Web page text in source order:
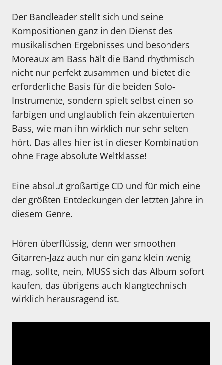
Der Bandleader stellt sich und seine
Kompositionen ganz in den Dienst des
musikalischen Ergebnisses und besonders
Moreaux am Bass hält die Band rhythmisch
nicht nur perfekt zusammen und bietet die
erforderliche Basis für die beiden Solo-
Instrumente, sondern spielt selbst einen so
farbigen und unglaublich fein akzentuierten
Bass, wie man ihn wirklich nur sehr selten
hört. Das alles hier ist in dieser Kombination
ohne Frage absolute Weltklasse!
Eine absolut großartige CD und für mich eine
der größten Entdeckungen der letzten Jahre in
diesem Genre.
Hören überflüssig, denn wer smoothen
Gitarren-Jazz auch nur ein ganz klein wenig
mag, sollte, nein, MUSS sich das Album sofort
kaufen, das übrigens auch klangtechnisch
wirklich herausragend ist.